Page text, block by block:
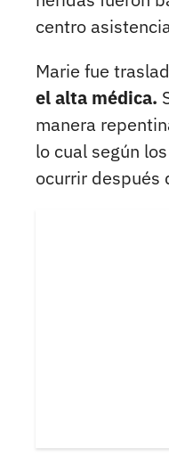
centro
Marie fue
el alta médica.
manera
lo cual según
ocurrir después